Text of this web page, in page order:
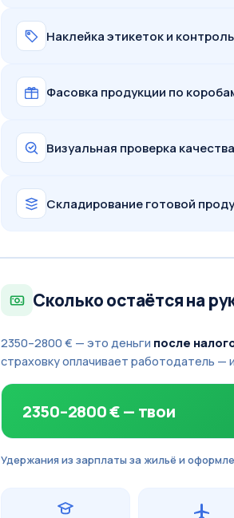
Наклейка этикеток и
Фасовка продукции по
Визуальная проверка
Складирование готовой
Сколько остаётся на
2350–2800 € — это деньги после
страховку оплачивает работодатель —
2350–2800 € — твои
Удержания из зарплаты за жильё и